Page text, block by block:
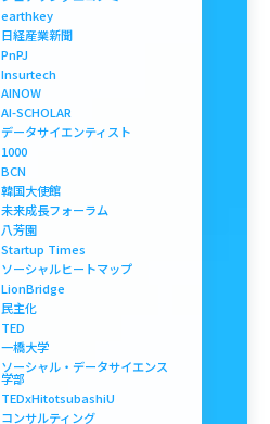
earthkey
日経産業新聞
PnPJ
Insurtech
AINOW
AI-SCHOLAR
データサイエンティスト
1000
BCN
韓国大使館
未来成長フォーラム
八芳園
Startup Times
ソーシャルヒートマップ
LionBridge
民主化
TED
一橋大学
ソーシャル・データサイエンス
学部
TEDxHitotsubashiU
コンサルティング